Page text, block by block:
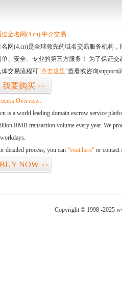
过金名网(4.cn) 中介交易
名网(4.cn)是全球领先的域名交易服务机构
单、安全、专业的第三方服务！ 为了保证
体交易流程可“点击这里”查看或咨询
我要购买 >>
Overview:
is a world leading domain escrow service
RMB transaction volume every year. We
detailed process, you can “visit here” or contact
BUY NOW >>
Copyright © 1998 -2025